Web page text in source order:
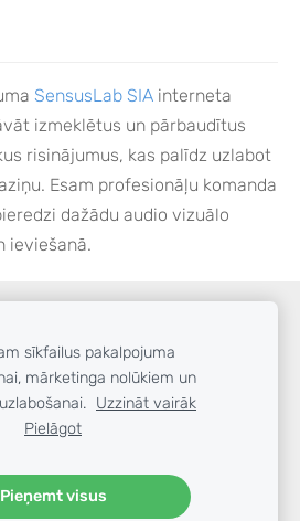
SensusLab SIA interneta
izmeklētus un pārbaudītus
risinājumus, kas palīdz uzlabot
Esam profesionāļu komanda
dažādu audio vizuālo
ieviešanā.
norādītas ar 21% PVN.
sensus@sensuslab.lv© 2026
LV-2167,
6746 1400
sīkfailus pakalpojuma
mārketinga nolūkiem un
Uzzināt vairāk
Pielāgot
Pieņemt visus